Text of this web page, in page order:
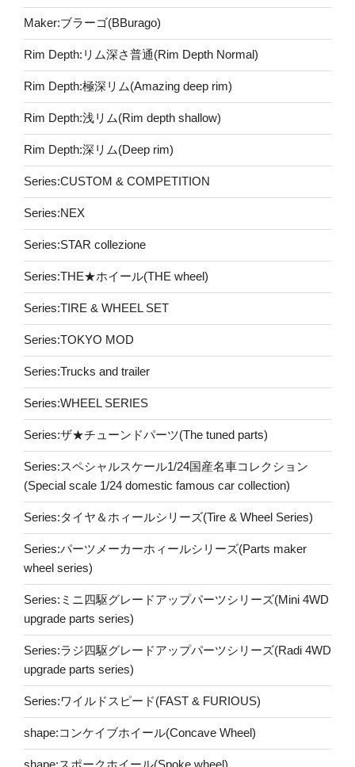
Maker:ブラーゴ(BBurago)
Rim Depth:リム深さ普通(Rim Depth Normal)
Rim Depth:極深リム(Amazing deep rim)
Rim Depth:浅リム(Rim depth shallow)
Rim Depth:深リム(Deep rim)
Series:CUSTOM & COMPETITION
Series:NEX
Series:STAR collezione
Series:THE★ホイール(THE wheel)
Series:TIRE & WHEEL SET
Series:TOKYO MOD
Series:Trucks and trailer
Series:WHEEL SERIES
Series:ザ★チューンドパーツ(The tuned parts)
Series:スペシャルスケール1/24国産名車コレクション
(Special scale 1/24 domestic famous car collection)
Series:タイヤ＆ホィールシリーズ(Tire & Wheel Series)
Series:パーツメーカーホィールシリーズ(Parts maker
wheel series)
Series:ミニ四駆グレードアップパーツシリーズ(Mini 4WD
upgrade parts series)
Series:ラジ四駆グレードアップパーツシリーズ(Radi 4WD
upgrade parts series)
Series:ワイルドスピード(FAST & FURIOUS)
shape:コンケイブホイール(Concave Wheel)
shape:スポークホイール(Spoke wheel)